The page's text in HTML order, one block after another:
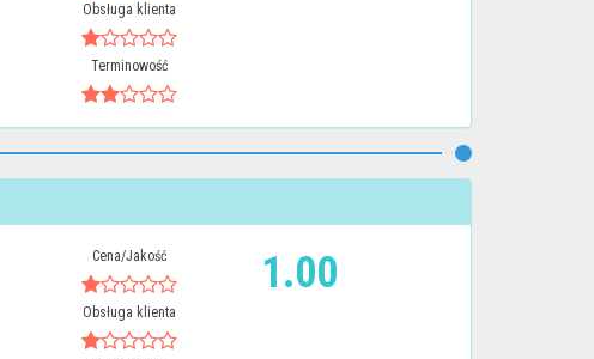
Obsługa klienta
Terminowość
Cena/Jakość
Obsługa klienta
1.00